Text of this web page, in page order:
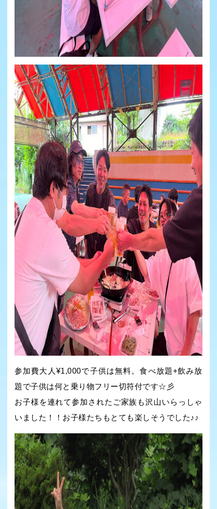
参加費大人¥1,000で子供は無料。食べ放題+飲み放
題で子供は何と乗り物フリー切符付です☆彡
お子様を連れて参加されたご家族も沢山いらっしゃ
いました！！お子様たちもとても楽しそうでした♪♪